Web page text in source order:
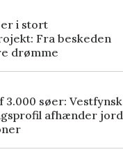
i stort
Fra beskeden
drømme
3.000 søer: Vestfynsk
afhænder jord